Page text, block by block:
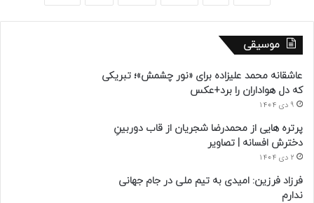
موسیقی
عاشقانه محمد علیزاده برای «نور چشمش»؛ تبریکی
که دل هواداران را برد+عکس
9 دی 1404
پرتره هایی از محمدرضا شجریان از قاب دوربینِ
دخترش افسانه | تصاویر
2 دی 1404
فرزاد فرزین: امیدی به تیم ملی در جام جهانی
ندارم